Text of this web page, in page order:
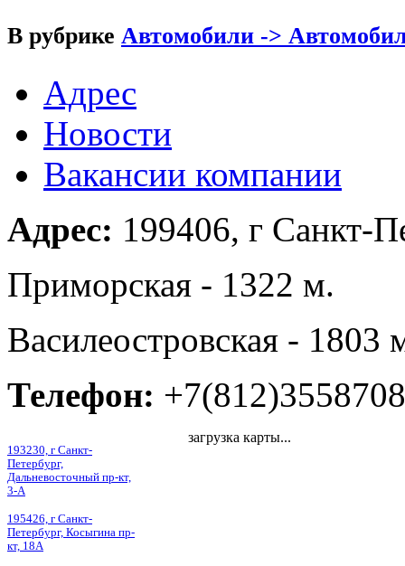
В рубрике Автомобили ->
Адрес
Новости
Вакансии компании
Адрес: 199406, г Санкт-
Приморская - 1322 м.
Василеостровская - 1803
Телефон: +7(812)3558708
193230, г Санкт-
Петербург,
Дальневосточный пр-кт,
3-А
195426, г Санкт-
Петербург, Косыгина пр-
кт, 18А
загрузка карты...